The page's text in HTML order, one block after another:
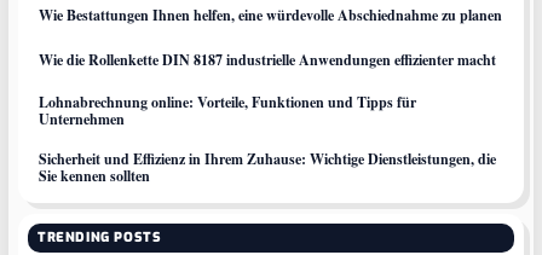
Wie Bestattungen Ihnen helfen, eine würdevolle Abschiednahme zu planen
Wie die Rollenkette DIN 8187 industrielle Anwendungen effizienter macht
Lohnabrechnung online: Vorteile, Funktionen und Tipps für
Unternehmen
Sicherheit und Effizienz in Ihrem Zuhause: Wichtige Dienstleistungen, die
Sie kennen sollten
TRENDING POSTS